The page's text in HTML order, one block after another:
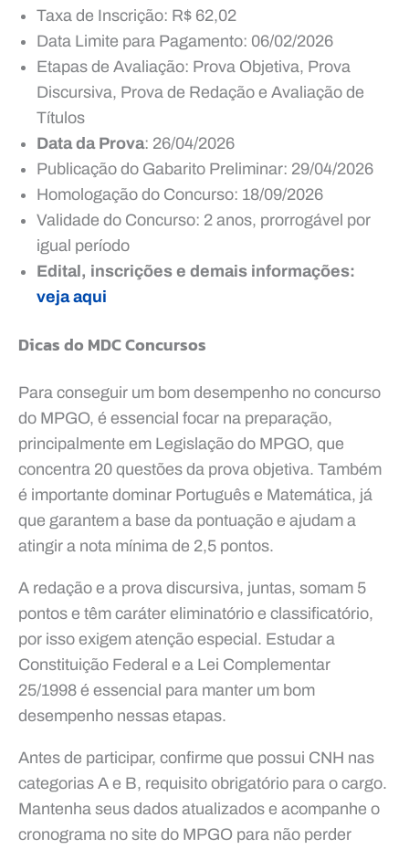
Taxa de Inscrição: R$ 62,02
Data Limite para Pagamento: 06/02/2026
Etapas de Avaliação: Prova Objetiva, Prova
Discursiva, Prova de Redação e Avaliação de
Títulos
Data da Prova: 26/04/2026
Publicação do Gabarito Preliminar: 29/04/2026
Homologação do Concurso: 18/09/2026
Validade do Concurso: 2 anos, prorrogável por
igual período
Edital, inscrições e demais informações:
veja aqui
Dicas do MDC Concursos
Para conseguir um bom desempenho no concurso
do MPGO, é essencial focar na preparação,
principalmente em Legislação do MPGO, que
concentra 20 questões da prova objetiva. Também
é importante dominar Português e Matemática, já
que garantem a base da pontuação e ajudam a
atingir a nota mínima de 2,5 pontos.
A redação e a prova discursiva, juntas, somam 5
pontos e têm caráter eliminatório e classificatório,
por isso exigem atenção especial. Estudar a
Constituição Federal e a Lei Complementar
25/1998 é essencial para manter um bom
desempenho nessas etapas.
Antes de participar, confirme que possui CNH nas
categorias A e B, requisito obrigatório para o cargo.
Mantenha seus dados atualizados e acompanhe o
cronograma no site do MPGO para não perder